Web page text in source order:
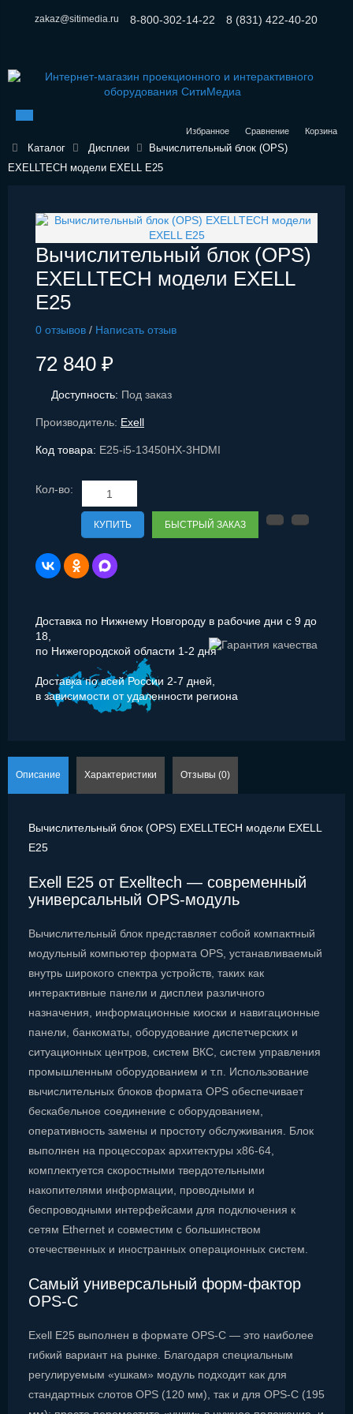
8 (831) 422-40-20
8-800-302-14-22
zakaz@sitimedia.ru
Корзина
Сравнение
Избранное
Каталог Дисплеи
Вычислительный блок (OPS)
EXELLTECH модели EXELL E25
Вычислительный блок (OPS)
EXELLTECH модели EXELL
E25
0 отзывов / Написать отзыв
72 840 ₽
Доступность: Под заказ
Производитель: Exell
Код товара: E25-i5-13450HX-3HDMI
Кол-во:
КУПИТЬ БЫСТРЫЙ ЗАКАЗ
Доставка по Нижнему Новгороду в рабочие дни с 9 до
18,
по Нижегородской области 1-2 дня
Доставка по всей России 2-7 дней,
в зависимости от удаленности региона
Описание Характеристики Отзывы (0)
Вычислительный блок (OPS) EXELLTECH модели EXELL
E25
Exell E25 от Exelltech — современный
универсальный OPS-модуль
Вычислительный блок представляет собой компактный
модульный компьютер формата OPS, устанавливаемый
внутрь широкого спектра устройств, таких как
интерактивные панели и дисплеи различного
назначения, информационные киоски и навигационные
панели, банкоматы, оборудование диспетчерских и
ситуационных центров, систем ВКС, систем управления
промышленным оборудованием и т.п. Использование
вычислительных блоков формата OPS обеспечивает
бескабельное соединение с оборудованием,
оперативность замены и простоту обслуживания. Блок
выполнен на процессорах архитектуры x86-64,
комплектуется скоростными твердотельными
накопителями информации, проводными и
беспроводными интерфейсами для подключения к
сетям Ethernet и совместим с большинством
отечественных и иностранных операционных систем.
Самый универсальный форм-фактор
OPS-C
Exell E25 выполнен в формате OPS-C — это наиболее
гибкий вариант на рынке. Благодаря специальным
регулируемым «ушкам» модуль подходит как для
стандартных слотов OPS (120 мм), так и для OPS-C (195